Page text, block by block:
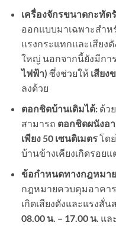
เครื่องจักรขนาดกะทัด
ออกแบบมาเฉพาะสำห
แรงกระแทกและเสียง
ใหญ่ นอกจากนี้ยังมีกา
ไฟฟ้า) ซึ่งช่วยให้ เสียง
ลงด้วย
ตอกชิดบ้านเดิมได้:ด้ว
สามารถ ตอกชิดผนังอ
เพียง50 เซนติเมตรโด
บ้านข้างเคียงเกิดรอยแ
ข้อกำหนดทางกฎหมา
กฎหมายควบคุมอาคา
เกิดเสียงดังและแรงสั่น
08.00 น. – 17.00 น. แล